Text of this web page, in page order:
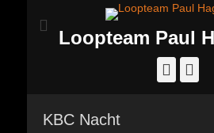
Loopteam Paul
KBC Nacht